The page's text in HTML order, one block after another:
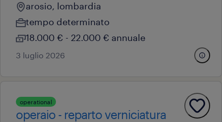
arosio, lombardia
tempo determinato
18.000 € - 22.000 € annuale
3 luglio 2026
operational
operaio - reparto verniciatura